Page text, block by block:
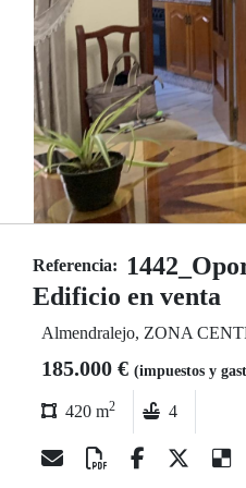
Referencia:
Edificio en venta
Almendralejo, ZONA
185.000 € (impuestos y
420 m2 4